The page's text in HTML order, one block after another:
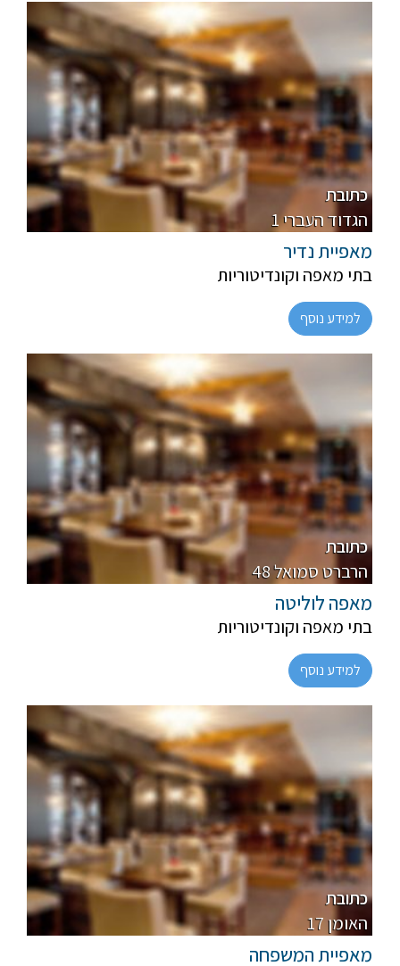
רגיל
פרווה
כתובת
1 הגדוד העברי
מאפיית נדיר
בתי מאפה וקונדיטוריות
למידע נוסף
רגיל
פרווה, חלבי
כתובת
48 הרברט סמואל
מאפה לוליטה
בתי מאפה וקונדיטוריות
למידע נוסף
מהדרין
פרווה, חלבי
כתובת
17 האומן
מאפיית המשפחה